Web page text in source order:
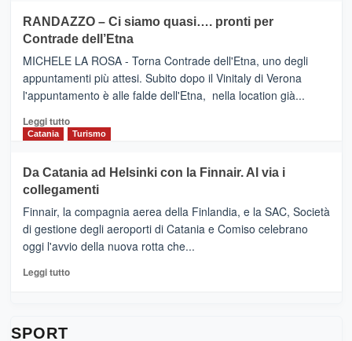
IL
NUOVO
SUMMER
CLUB
VIAGRANDE
(Ct)
–
Benanti
presenta
“Vino
&
Cultura
tappe
dell’enoturismo
RANDAZZO – Ci siamo quasi…. pronti per
Contrade dell’Etna
MICHELE LA ROSA - Torna Contrade dell'Etna, uno degli
appuntamenti più attesi. Subito dopo il Vinitaly di Verona
l'appuntamento è alle falde dell'Etna, nella location già...
Leggi tuttoLeggi
di
RANDAZZO
–
Ci
siamo
quasi….
pronti
per
Catania Turismo
Da Catania ad Helsinki con la Finnair. Al via i
collegamenti
Finnair, la compagnia aerea della Finlandia, e la SAC, Società
di gestione degli aeroporti di Catania e Comiso celebrano
oggi l'avvio della nuova rotta che...
Leggi tuttoLeggi
SPORT